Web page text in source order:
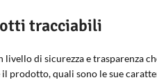
tracciabili
di sicurezza e trasparenza
prodotto, quali sono le sue